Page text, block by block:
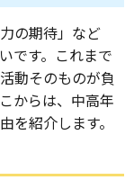
の期待」など
です。これまで
動そのものが負
からは、中高年
を紹介します。